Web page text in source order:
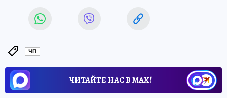
ЧП
ЧИТАЙТЕ НАС В МАХ!